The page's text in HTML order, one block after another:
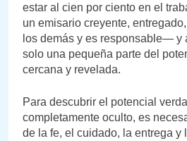
estar al cien por ciento en el
un emisario creyente,
los demás y es responsable— y
solo una pequeña parte del
cercana y revelada.
Para descubrir el potencial
completamente oculto, es
de la fe, el cuidado, la entrega y